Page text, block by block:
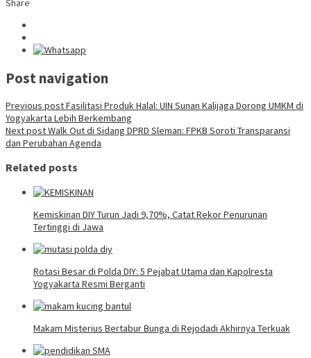
Share
Post navigation
Previous postFasilitasi Produk Halal: UIN Sunan Kalijaga Dorong UMKM di
Yogyakarta Lebih Berkembang
Next postWalk Out di Sidang DPRD Sleman: FPKB Soroti Transparansi
dan Perubahan Agenda
Related posts
Kemiskinan DIY Turun Jadi 9,70%, Catat Rekor Penurunan
Tertinggi di Jawa
Rotasi Besar di Polda DIY: 5 Pejabat Utama dan Kapolresta
Yogyakarta Resmi Berganti
Makam Misterius Bertabur Bunga di Rejodadi Akhirnya Terkuak